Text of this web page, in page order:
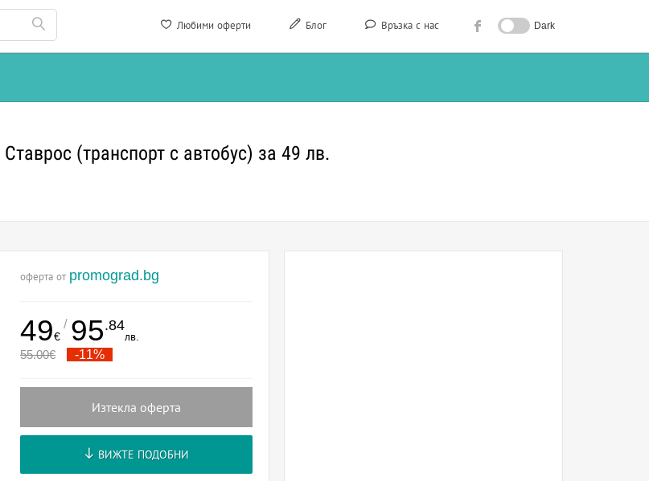
Любими оферти Блог Връзка с нас Dark
(транспорт с автобус) за 49 лв.
оферта от promograd.bg
49€
/ 95.84
лв.
55.00€ -11%
Изтекла оферта
ВИЖТЕ ПОДОБНИ